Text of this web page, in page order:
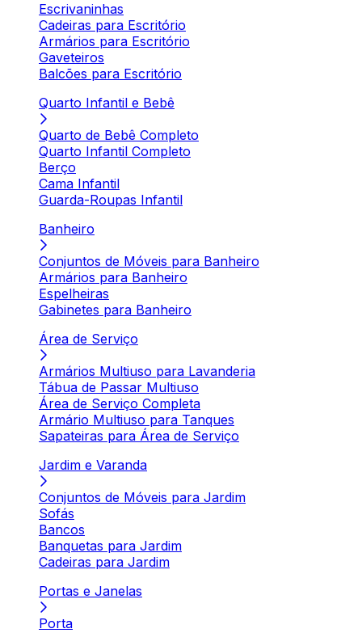
Escrivaninhas
Cadeiras para Escritório
Armários para Escritório
Gaveteiros
Balcões para Escritório
Quarto Infantil e Bebê
Quarto de Bebê Completo
Quarto Infantil Completo
Berço
Cama Infantil
Guarda-Roupas Infantil
Banheiro
Conjuntos de Móveis para Banheiro
Armários para Banheiro
Espelheiras
Gabinetes para Banheiro
Área de Serviço
Armários Multiuso para Lavanderia
Tábua de Passar Multiuso
Área de Serviço Completa
Armário Multiuso para Tanques
Sapateiras para Área de Serviço
Jardim e Varanda
Conjuntos de Móveis para Jardim
Sofás
Bancos
Banquetas para Jardim
Cadeiras para Jardim
Portas e Janelas
Porta